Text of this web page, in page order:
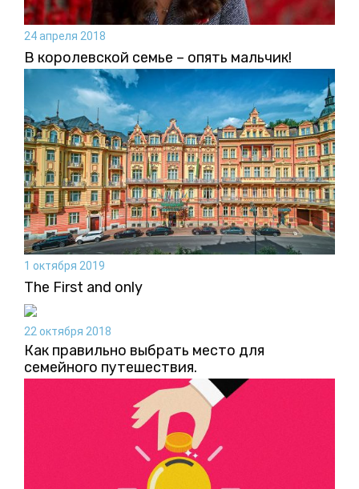
24 апреля 2018
В королевской семье – опять мальчик!
1 октября 2019
The First and only
22 октября 2018
Как правильно выбрать место для
семейного путешествия.